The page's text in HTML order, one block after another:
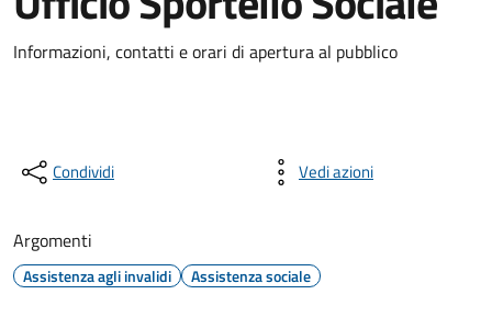
Informazioni, contatti e orari di apertura al pubblico
Condividi Vedi azioni
Argomenti
Assistenza agli invalidi Assistenza sociale